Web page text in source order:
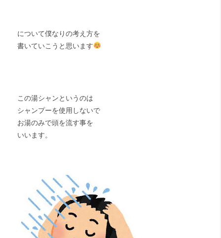
について僕なりの考え方を
書いていこうと思います
この湯シャンというのは
シャンプーを使用しないで
お湯のみで頭を流す事を
いいます。